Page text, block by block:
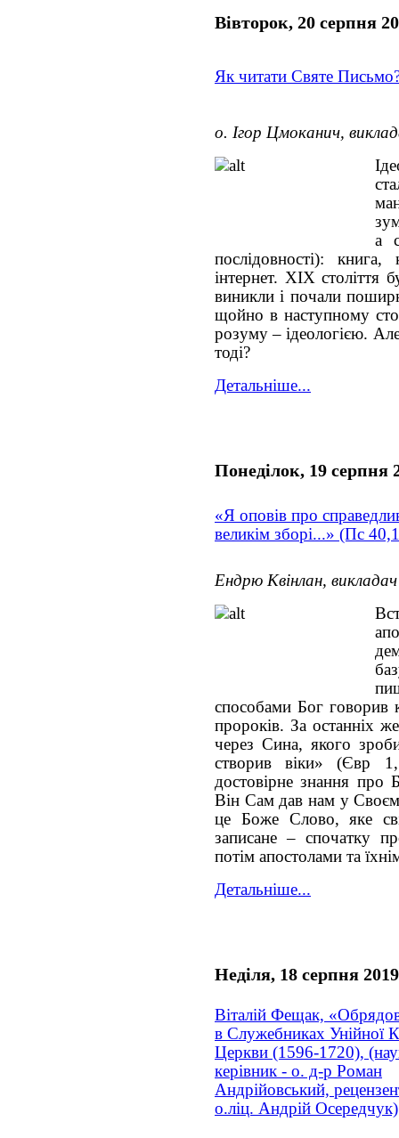
Вівторок, 20 серпня
Як читати Святе
о. Ігор Цмоканич,
а
послідовності): книга,
інтернет. ХІХ століття
виникли і почали
щойно в наступному
розуму – ідеологією.
тоді?
Детальніше...
Понеділок, 19 серпня
«Я оповів про
великім зборі...» (Пс
Ендрю Квінлан,
способами Бог говорив
пророків. За останніх
через Сина, якого
створив віки» (Євр
достовірне знання
Він Сам дав нам у
це Боже Слово, яке
записане – спочатку
потім апостолами та
Детальніше...
Неділя, 18 серпня 2019
Віталій Фещак,
в Служебниках Унійної
Церкви (1596-1720),
керівник - о. д-р Роман
Андрійовський,
о.ліц. Андрій Осередчук)